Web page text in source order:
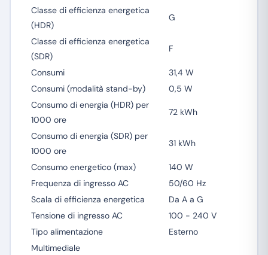
Classe di efficienza energetica
(HDR)
G
Classe di efficienza energetica
(SDR)
F
Consumi
31,4 W
Consumi (modalità stand-by)
0,5 W
Consumo di energia (HDR) per
1000 ore
72 kWh
Consumo di energia (SDR) per
1000 ore
31 kWh
Consumo energetico (max)
140 W
Frequenza di ingresso AC
50/60 Hz
Scala di efficienza energetica
Da A a G
Tensione di ingresso AC
100 - 240 V
Tipo alimentazione
Esterno
Multimediale